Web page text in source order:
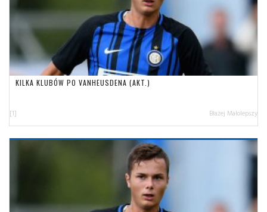
KILKA KLUBÓW PO VANHEUSDENA (AKT.)
[1] Błażej Małolepszy